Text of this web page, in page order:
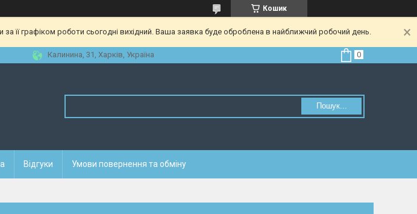
Кошик
її графіком роботи сьогодні вихідний. Ваша заявка буде оброблена в найближчий робочий день.
Калинина, 31, Харків, Україна
Пошук...
Відгуки Умови повернення та обміну